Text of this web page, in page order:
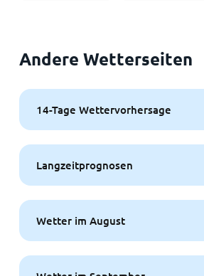
Andere Wetterseiten
14-Tage Wettervorhersage
Langzeitprognosen
Wetter im August